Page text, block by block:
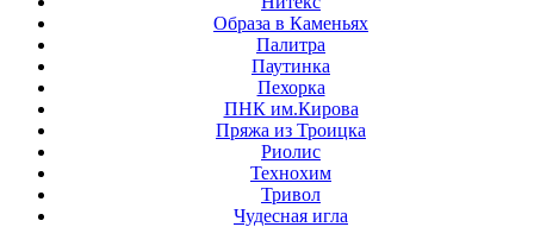
Образа в Каменьях
Палитра
Паутинка
Пехорка
ПНК им.Кирова
Пряжа из Троицка
Риолис
Технохим
Тривол
Чудесная игла